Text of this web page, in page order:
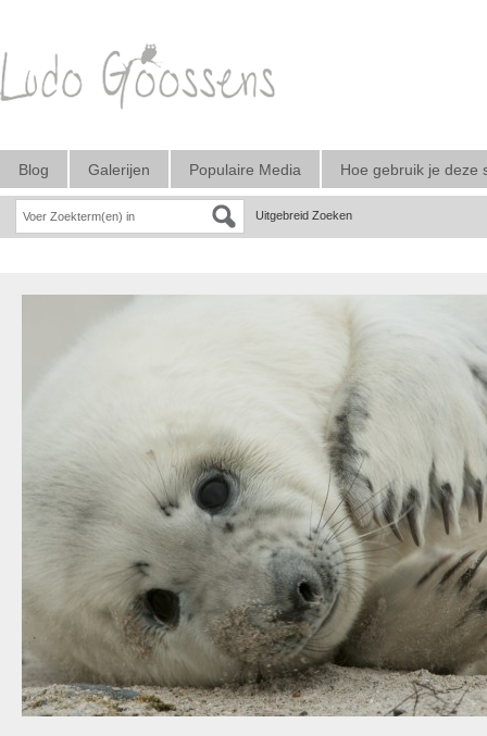
Blog Galerijen Populaire Media Hoe gebruik je deze
Uitgebreid Zoeken